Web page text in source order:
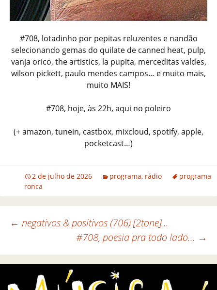
#708, lotadinho por pepitas reluzentes e nandão
selecionando gemas do quilate de canned heat, pulp,
vanja orico, the artistics, la pupita, merceditas valdes,
wilson pickett, paulo mendes campos… e muito mais,
muito MAIS!
#708, hoje, às 22h, aqui no poleiro
(+ amazon, tunein, castbox, mixcloud, spotify, apple,
pocketcast…)
2 de julho de 2026 programa, rádio
programa
ronca
Navegação de posts
← negativos & positivos (706) [2tone]…
#708, poesia pra todo lado… →